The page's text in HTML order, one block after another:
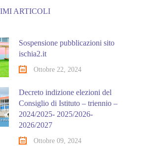
ARTICOLI
Sospensione pubblicazioni sito
ischia2.it
Ottobre 22, 2024
Decreto indizione elezioni del
Consiglio di Istituto – triennio –
2024/2025- 2025/2026-
2026/2027
Ottobre 09, 2024